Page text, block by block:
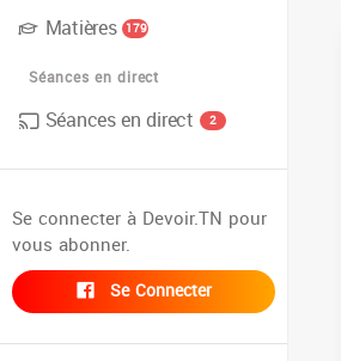
Matières 179
Séances en direct
Séances en direct 2
Se connecter à Devoir.TN pour
vous abonner.
Se Connecter